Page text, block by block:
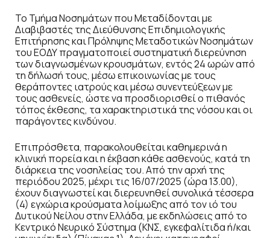
Το Τμήμα Νοσημάτων που Μεταδίδονται με
Διαβιβαστές της Διεύθυνσης Επιδημιολογικής
Επιτήρησης και Πρόληψης Μεταδοτικών Νοσημάτων
του ΕΟΔΥ πραγματοποιεί συστηματική διερεύνηση
των διαγνωσμένων κρουσμάτων, εντός 24 ωρών από
τη δήλωσή τους, μέσω επικοινωνίας με τους
θεράποντες ιατρούς και μέσω συνεντεύξεων με
τους ασθενείς, ώστε να προσδιορισθεί ο πιθανός
τόπος έκθεσης, τα χαρακτηριστικά της νόσου και οι
παράγοντες κινδύνου.
Επιπρόσθετα, παρακολουθείται καθημερινά η
κλινική πορεία και η έκβαση κάθε ασθενούς, κατά τη
διάρκεια της νοσηλείας του. Από την αρχή της
περιόδου 2025, μέχρι τις 16/07/2025 (ώρα 13.00),
έχουν διαγνωστεί και διερευνηθεί συνολικά τέσσερα
(4) εγχώρια κρούσματα λοίμωξης από τον ιό του
Δυτικού Νείλου στην Ελλάδα, με εκδηλώσεις από το
Κεντρικό Νευρικό Σύστημα (ΚΝΣ, εγκεφαλίτιδα ή/και